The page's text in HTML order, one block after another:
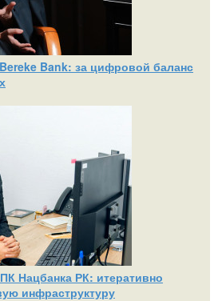
Bank: за цифровой баланс
Нацбанка РК: итеративно
инфраструктуру